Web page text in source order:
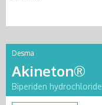
Desma
Akineton®
Biperiden hydrochloride